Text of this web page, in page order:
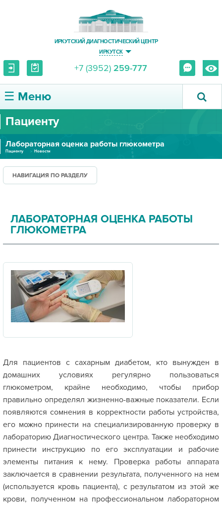
ИРКУТСКИЙ ДИАГНОСТИЧЕСКИЙ ЦЕНТР
ИРКУТСК
+7 (3952) 259-777
☰ Меню
О ЦЕНТРЕ
УСЛУГИ И ЦЕНЫ
ПАЦИЕНТУ
ПРАВОВАЯ ИНФОРМАЦИЯ
Пациенту
Лабораторная оценка работы глюкометра
Пациенту Новости
НАВИГАЦИЯ ПО РАЗДЕЛУ
ЛАБОРАТОРНАЯ ОЦЕНКА РАБОТЫ
ГЛЮКОМЕТРА
Для пациентов с сахарным диабетом, кто вынужден в
домашних условиях регулярно пользоваться
глюкометром, крайне необходимо, чтобы прибор
правильно определял жизненно-важные показатели. Если
появляются сомнения в корректности работы устройства,
его можно принести на специализированную проверку в
лабораторию Диагностического центра. Также необходимо
принести инструкцию по его эксплуатации и рабочие
элементы питания к нему. Проверка работы аппарата
заключается в сравнении результата, полученного на нем
(используется кровь пациента), с результатом из этой же
крови, полученном на профессиональном лабораторном